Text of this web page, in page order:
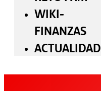
WIKI-
FINANZAS
ACTUALIDAD